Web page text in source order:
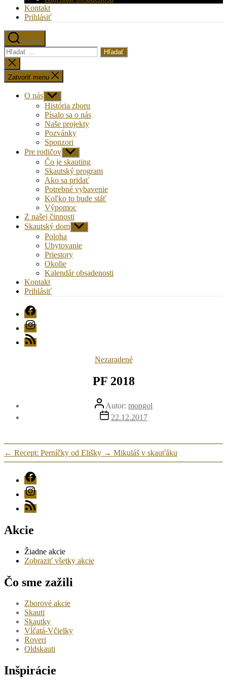
Kontakt
Prihlásiť
Hľadať
Vyhľadať:
Zatvoriť
vyhľadávanie
Zatvoriť menu
O nás Zobraziť
druhú
úroveň
navigácie
História zboru
Písalo sa o nás
Naše projekty
Pozvánky
Sponzori
Pre rodičov Zobraziť
druhú
úroveň
navigácie
Čo je skauting
Skautský program
Ako sa pridať
Potrebné vybavenie
Koľko to bude stáť
Výpomoc
Z našej činnosti
Skautský dom Zobraziť
druhú
úroveň
navigácie
Poloha
Ubytovanie
Priestory
Okolie
Kalendár obsadenosti
Kontakt
Prihlásiť
FB
Instagram
RSS
Kategórie
Nezaradené
PF 2018
Autor
článku
Autor: mongol
Dátum
článku
22.12.2017
← Recept: Perníčky od Elišky → Mikuláš v skauťáku
FB
Instagram
RSS
Akcie
Žiadne akcie
Zobraziť všetky akcie
Čo sme zažili
Zborové akcie
Skauti
Skautky
Vĺčatá-Včielky
Roveri
Oldskauti
Inšpirácie